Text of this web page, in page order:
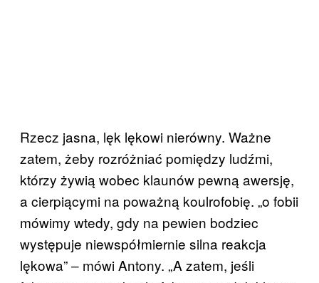
Rzecz jasna, lęk lękowi nierówny. Ważne
zatem, żeby rozróżniać pomiędzy ludźmi,
którzy żywią wobec klaunów pewną awersję,
a cierpiącymi na poważną koulrofobię. „o fobii
mówimy wtedy, gdy na pewien bodziec
występuje niewspółmiernie silna reakcja
lękowa” ‒ mówi Antony. „A zatem, jeśli